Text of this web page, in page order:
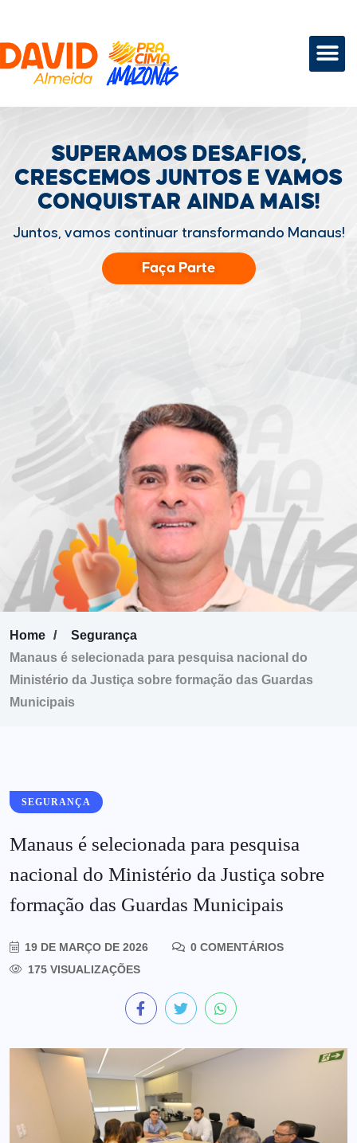
SUPERAMOS DESAFIOS,
CRESCEMOS JUNTOS E VAMOS
CONQUISTAR AINDA MAIS!
Juntos, vamos continuar transformando Manaus!
Faça Parte
Home
Segurança
Manaus é selecionada para pesquisa nacional do
Ministério da Justiça sobre formação das Guardas
Municipais
SEGURANÇA
Manaus é selecionada para pesquisa
nacional do Ministério da Justiça sobre
formação das Guardas Municipais
19 DE MARÇO DE 2026
0 COMENTÁRIOS
175 VISUALIZAÇÕES